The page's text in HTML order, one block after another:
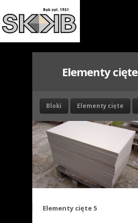
Elementy cięte
Bloki Elementy cięte
Elementy cięte 5